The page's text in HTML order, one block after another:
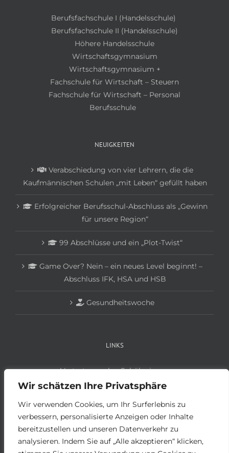
Wir schätzen Ihre Privatsphäre
Wir verwenden Cookies, um Ihr Surferlebnis zu
verbessern, personalisierte Anzeigen oder Inhalte
bereitzustellen und unseren Datenverkehr zu
analysieren. Indem Sie auf „Alle akzeptieren“ klicken,
Berufsfachschule I (Handelsschule)
Berufsfachschule II (Handelsschule)
Höhere Handelsschule
Wirtschaftsgymnasium
Wirtschaftsgymnasium +
Fachschule für Wirtschaft – Steuern
Fachschule für Wirtschaft – Personal
Berufsschule
NEUIGKEITEN
Verabschiedung von vier Lehrern, die die
Kaufmännischen Schulen „mit Leben“ gefüllt haben
Erfolgreicher Berufsschul-Abschluss als „Gewinn
für unsere Region“
99 Abschlüsse und ein „Plot-Twist“
Game Over? Nein – ein neues Level beginnt! –
Abschluss IFK, HSA und HSB
Gesundheitswoche
LINKS
Vertretungsplan Schüler:innen
Vertretungsplan Lehrer:innen
Anmeldung Betriebe